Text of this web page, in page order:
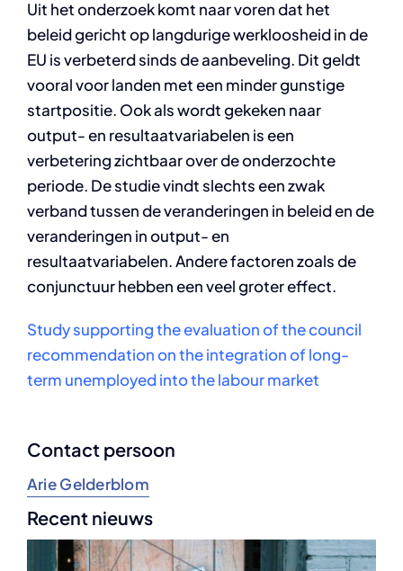
Uit het onderzoek komt naar voren dat het
beleid gericht op langdurige werkloosheid in de
EU is verbeterd sinds de aanbeveling. Dit geldt
vooral voor landen met een minder gunstige
startpositie. Ook als wordt gekeken naar
output- en resultaatvariabelen is een
verbetering zichtbaar over de onderzochte
periode. De studie vindt slechts een zwak
verband tussen de veranderingen in beleid en de
veranderingen in output- en
resultaatvariabelen. Andere factoren zoals de
conjunctuur hebben een veel groter effect.
Study supporting the evaluation of the council
recommendation on the integration of long-
term unemployed into the labour market
Contact persoon
Arie Gelderblom
Recent nieuws